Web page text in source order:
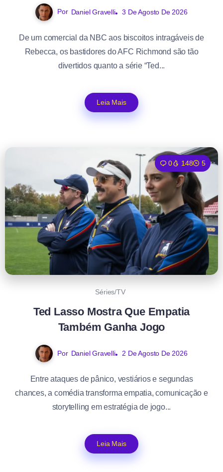
Por Daniel Gravelli 3 De Agosto De 2026
De um comercial da NBC aos biscoitos intragáveis de
Rebecca, os bastidores do AFC Richmond são tão
divertidos quanto a série “Ted...
Leia Mais
0 148 5
Séries/TV
Ted Lasso Mostra Que Empatia
Também Ganha Jogo
Por Daniel Gravelli 2 De Agosto De 2026
Entre ataques de pânico, vestiários e segundas
chances, a comédia transforma empatia, comunicação e
storytelling em estratégia de jogo...
Leia Mais